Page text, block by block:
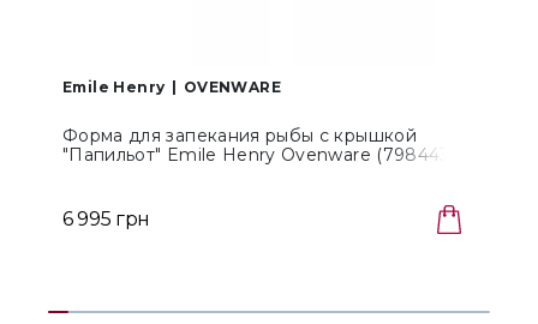
Emile Henry OVENWARE
Форма для запекания рыбы с крышкой
"Папильот" Emile Henry Ovenware (798443)
6 995 грн